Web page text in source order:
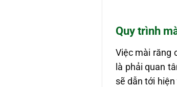
Quy trình
Việc mài răng
là phải quan
sẽ dẫn tới